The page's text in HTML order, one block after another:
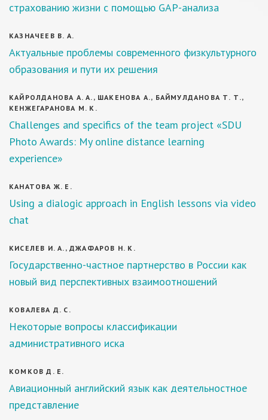
страхованию жизни с помощью GAP-анализа
КАЗНАЧЕЕВ В. А.
Актуальные проблемы современного физкультурного
образования и пути их решения
КАЙРОЛДАНОВА А. А., ШАКЕНОВА А., БАЙМУЛДАНОВА Т. Т.,
КЕНЖЕГАРАНОВА М. К.
Challenges and specifics of the team project «SDU
Photo Awards: My online distance learning
experience»
КАНАТОВА Ж. Е.
Using a dialogic approach in English lessons via video
chat
КИСЕЛЕВ И. А., ДЖАФАРОВ Н. К.
Государственно-частное партнерство в России как
новый вид перспективных взаимоотношений
КОВАЛЕВА Д. С.
Некоторые вопросы классификации
административного иска
КОМКОВ Д. Е.
Авиационный английский язык как деятельностное
представление